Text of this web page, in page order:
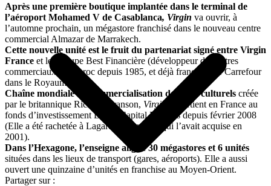
Après une première boutique implantée dans le terminal de
l’aéroport Mohamed V de Casablanca, Virgin va ouvrir, à
l’automne prochain, un mégastore franchisé dans le nouveau centre
commercial Almazar de Marrakech.
Cette nouvelle unité est le fruit du partenariat signé entre Virgin
France et le Groupe Best Financière (développeur de centres
commerciaux au Maroc depuis 1985, et déjà franchisé de Carrefour
dans le Royaume).
Chaîne mondiale de commercialisation de biens culturels créée
par le britannique Richard Branson, Virgin
appartient en France au
fonds d’investissement Butler Capital Partners depuis février 2008
(Elle a été rachetée à Lagardère Services qui l’avait acquise en
2001).
Dans l’Hexagone, l’enseigne aligne 30 mégastores et 6 unités
situées dans les lieux de transport (gares, aéroports). Elle a aussi
ouvert une quinzaine d’unités en franchise au Moyen-Orient.
Partager sur :